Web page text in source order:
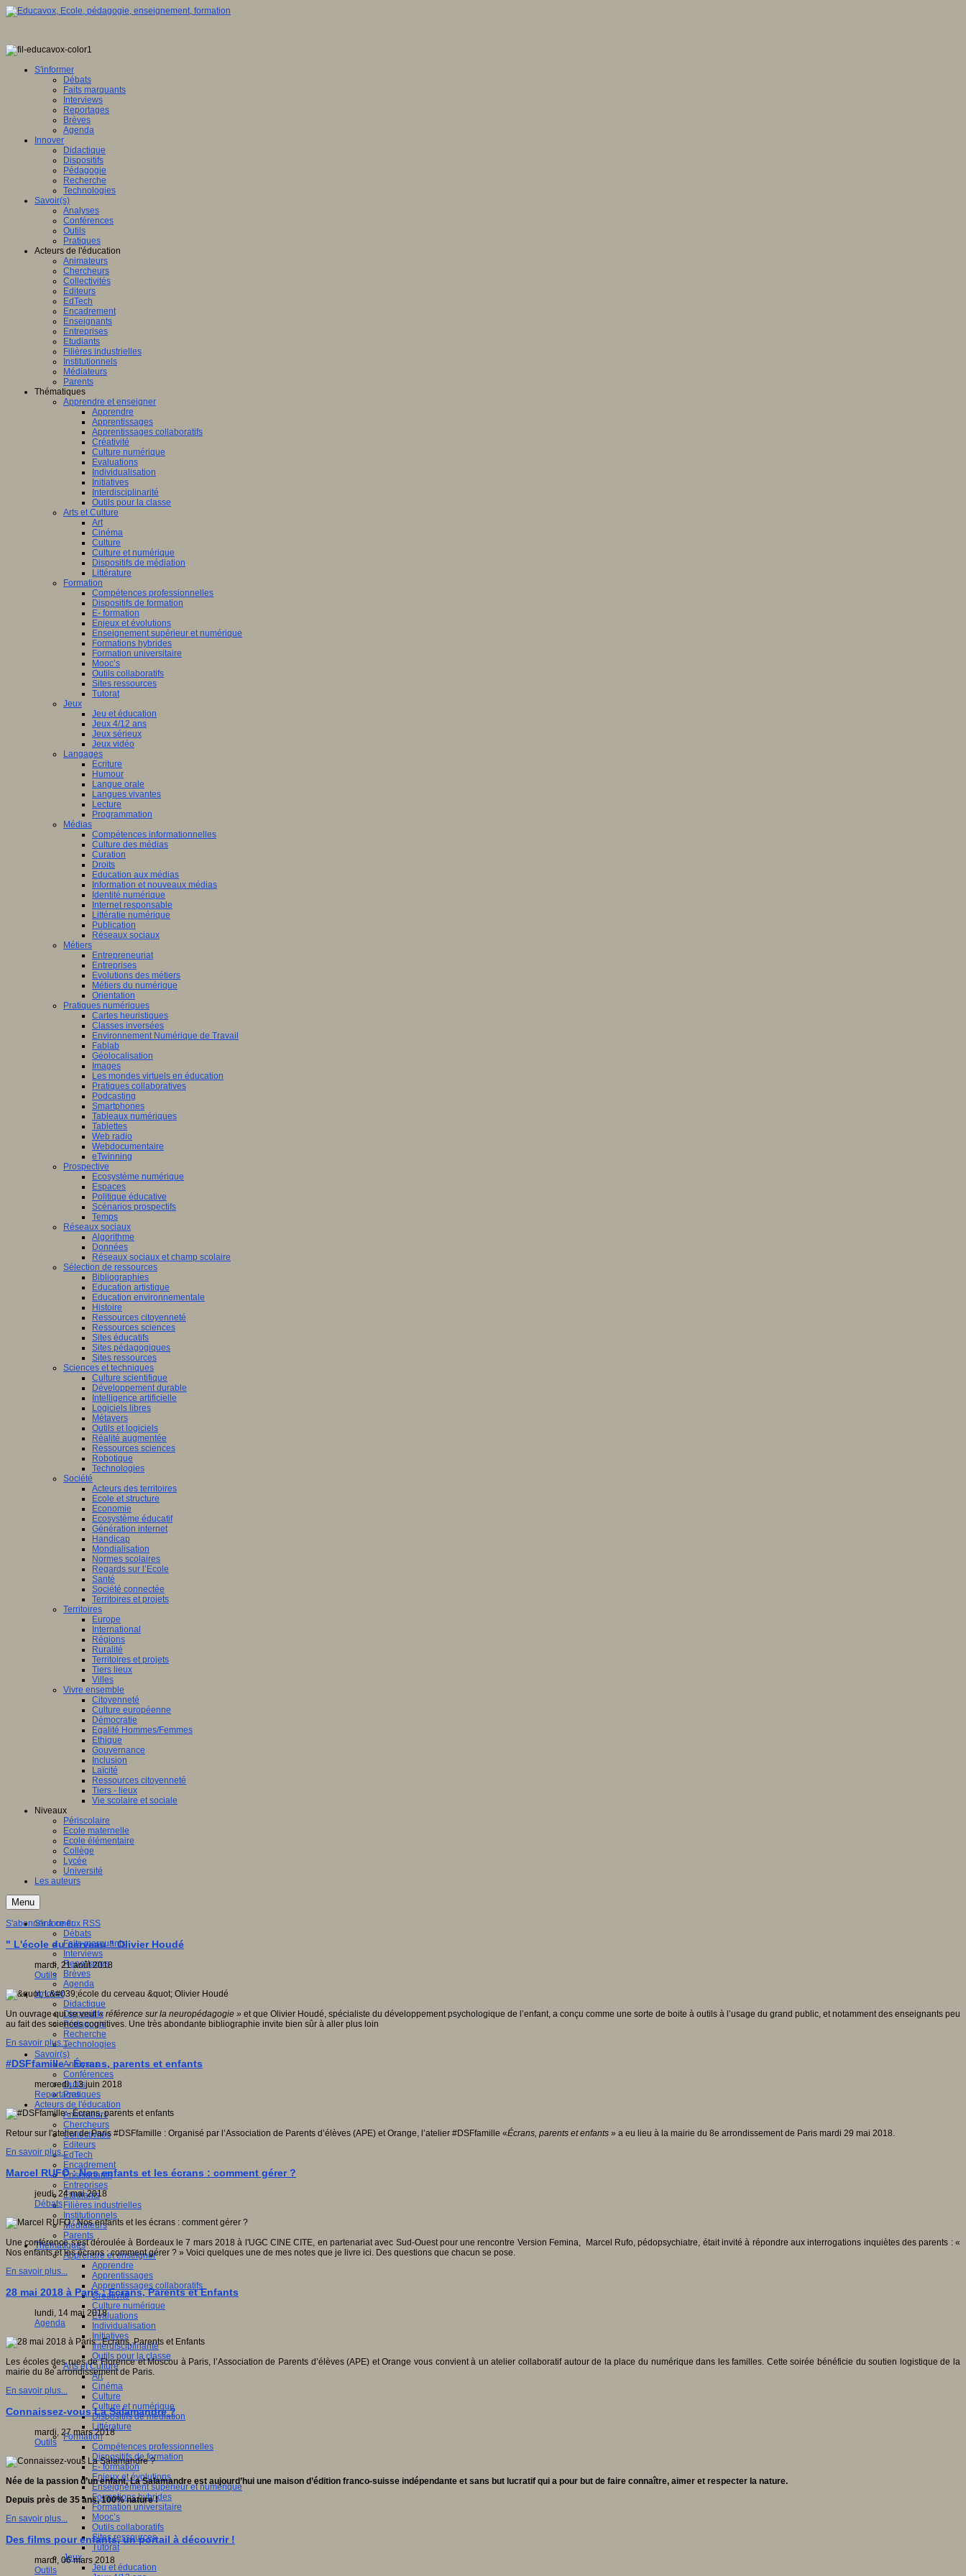
S'informer
Débats
Faits marquants
Interviews
Reportages
Brèves
Agenda
Innover
Didactique
Dispositifs
Pédagogie
Recherche
Technologies
Savoir(s)
Analyses
Conférences
Outils
Pratiques
Acteurs de l'éducation
Animateurs
Chercheurs
Collectivités
Editeurs
EdTech
Encadrement
Enseignants
Entreprises
Etudiants
Filières industrielles
Institutionnels
Médiateurs
Parents
Thématiques
Apprendre et enseigner
Apprendre
Apprentissages
Apprentissages collaboratifs
Créativité
Culture numérique
Evaluations
Individualisation
Initiatives
Interdisciplinarité
Outils pour la classe
Arts et Culture
Art
Cinéma
Culture
Culture et numérique
Dispositifs de médiation
Littérature
Formation
Compétences professionnelles
Dispositifs de formation
E- formation
Enjeux et évolutions
Enseignement supérieur et numérique
Formations hybrides
Formation universitaire
Mooc’s
Outils collaboratifs
Sites ressources
Tutorat
Jeux
Jeu et éducation
Jeux 4/12 ans
Jeux sérieux
Jeux vidéo
Langages
Ecriture
Humour
Langue orale
Langues vivantes
Lecture
Programmation
Médias
Compétences informationnelles
Culture des médias
Curation
Droits
Education aux médias
Information et nouveaux médias
Identité numérique
Internet responsable
Littératie numérique
Publication
Réseaux sociaux
Métiers
Entrepreneuriat
Entreprises
Evolutions des métiers
Métiers du numérique
Orientation
Pratiques numériques
Cartes heuristiques
Classes inversées
Environnement Numérique de Travail
Fablab
Géolocalisation
Images
Les mondes virtuels en éducation
Pratiques collaboratives
Podcasting
Smartphones
Tableaux numériques
Tablettes
Web radio
Webdocumentaire
eTwinning
Prospective
Ecosystème numérique
Espaces
Politique éducative
Scénarios prospectifs
Temps
Réseaux sociaux
Algorithme
Données
Réseaux sociaux et champ scolaire
Sélection de ressources
Bibliographies
Education artistique
Education environnementale
Histoire
Ressources citoyenneté
Ressources sciences
Sites éducatifs
Sites pédagogiques
Sites ressources
Sciences et techniques
Culture scientifique
Développement durable
Intelligence artificielle
Logiciels libres
Métavers
Outils et logiciels
Réalité augmentée
Ressources sciences
Robotique
Technologies
Société
Acteurs des territoires
Ecole et structure
Economie
Ecosystème éducatif
Génération internet
Handicap
Mondialisation
Normes scolaires
Regards sur l’Ecole
Santé
Société connectée
Territoires et projets
Territoires
Europe
International
Régions
Ruralité
Territoires et projets
Tiers lieux
Villes
Vivre ensemble
Citoyenneté
Culture européenne
Démocratie
Egalité Hommes/Femmes
Ethique
Gouvernance
Inclusion
Laïcité
Ressources citoyenneté
Tiers - lieux
Vie scolaire et sociale
Niveaux
Périscolaire
Ecole maternelle
Ecole élémentaire
Collège
Lycée
Université
Les auteurs
Menu
S'informer
Débats
Faits marquants
Interviews
Reportages
Brèves
Agenda
Innover
Didactique
Dispositifs
Pédagogie
Recherche
Technologies
Savoir(s)
Analyses
Conférences
Outils
Pratiques
Acteurs de l'éducation
Animateurs
Chercheurs
Collectivités
Editeurs
EdTech
Encadrement
Enseignants
Entreprises
Etudiants
Filières industrielles
Institutionnels
Médiateurs
Parents
Thématiques
Apprendre et enseigner
Apprendre
Apprentissages
Apprentissages collaboratifs
Créativité
Culture numérique
Evaluations
Individualisation
Initiatives
Interdisciplinarité
Outils pour la classe
Arts et Culture
Art
Cinéma
Culture
Culture et numérique
Dispositifs de médiation
Littérature
Formation
Compétences professionnelles
Dispositifs de formation
E- formation
Enjeux et évolutions
Enseignement supérieur et numérique
Formations hybrides
Formation universitaire
Mooc’s
Outils collaboratifs
Sites ressources
Tutorat
Jeux
Jeu et éducation
S'abonner à ce flux RSS
" L'école du cerveau " Olivier Houdé
mardi, 21 août 2018
Outils
Un ouvrage qui se veut« référence sur la neuropédagogie » et que Olivier Houdé, spécialiste du développement psychologique de l’enfant, a conçu comme une sorte de boite à outils à l’usage du grand public, et notamment des enseignants peu
au fait des sciences cognitives. Une très abondante bibliographie invite bien sûr à aller plus loin
En savoir plus...
#DSFfamille - Écrans, parents et enfants
mercredi, 13 juin 2018
Reportages
Retour sur l'atelier de Paris #DSFfamille : Organisé par l’Association de Parents d’élèves (APE) et Orange, l’atelier #DSFfamille «Écrans, parents et enfants » a eu lieu à la mairie du 8e arrondissement de Paris mardi 29 mai 2018.
En savoir plus...
Marcel RUFO : Nos enfants et les écrans : comment gérer ?
jeudi, 24 mai 2018
Débats
Une conférence s'est déroulée à Bordeaux le 7 mars 2018 à l'UGC CINE CITE, en partenariat avec Sud-Ouest pour une rencontre Version Femina, Marcel Rufo, pédopsychiatre, était invité à répondre aux interrogations inquiètes des parents : «
Nos enfants et les écrans : comment gérer ? » Voici quelques une de mes notes que je livre ici. Des questions que chacun se pose.
En savoir plus...
28 mai 2018 à Paris : Ecrans, Parents et Enfants
lundi, 14 mai 2018
Agenda
Les écoles des rues de Florence et Moscou à Paris, l’Association de Parents d’élèves (APE) et Orange vous convient à un atelier collaboratif autour de la place du numérique dans les familles. Cette soirée bénéficie du soutien logistique de la
mairie du 8e arrondissement de Paris.
En savoir plus...
Connaissez-vous La Salamandre ?
mardi, 27 mars 2018
Outils
Née de la passion d’un enfant, La Salamandre est aujourd’hui une maison d’édition franco-suisse indépendante et sans but lucratif qui a pour but de faire connaître, aimer et respecter la nature.
Depuis près de 35 ans, 100% nature !
En savoir plus...
Des films pour enfants, un portail à découvrir !
mardi, 06 mars 2018
Outils